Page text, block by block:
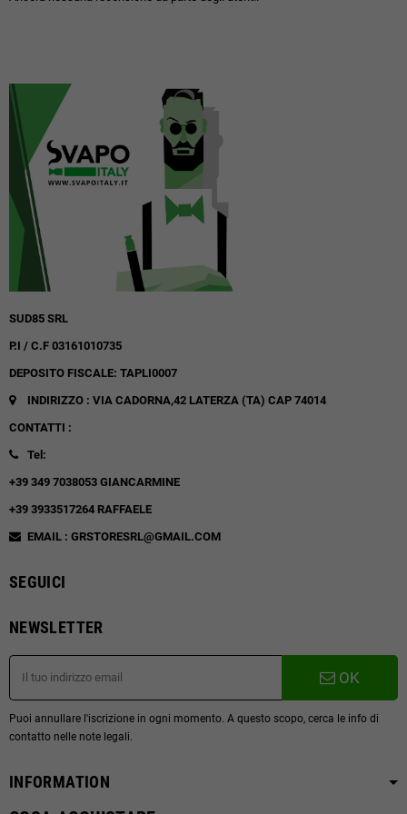
SUD85 SRL
P.I / C.F 03161010735
DEPOSITO FISCALE: TAPLI0007
INDIRIZZO : VIA CADORNA,42 LATERZA (TA) CAP 74014
CONTATTI :
Tel:
+39 349 7038053 GIANCARMINE
+39 3933517264 RAFFAELE
EMAIL : GRSTORESRL@GMAIL.COM
SEGUICI
NEWSLETTER
OK
Puoi annullare l'iscrizione in ogni momento. A questo scopo, cerca le info di
contatto nelle note legali.
INFORMATION